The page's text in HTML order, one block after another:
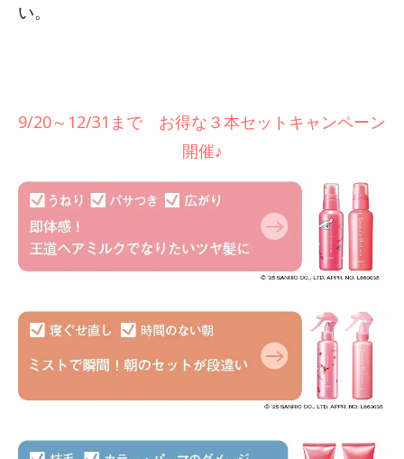
い。
9/20～12/31まで お得な３本セットキャンペーン
開催♪